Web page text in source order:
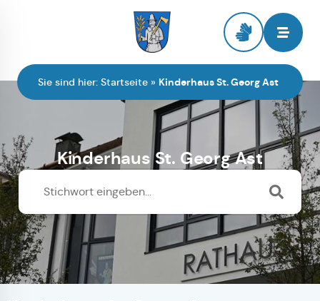
Sie sind hier: Startseite » Kinderhaus St. Georg Ast
Kinderhaus St. Georg Ast